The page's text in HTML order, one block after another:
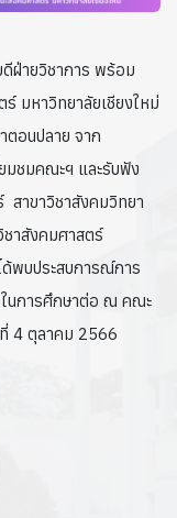
ฝ่ายวิชาการ พร้อม
มหาวิทยาลัยเชียงใหม่
ตอนปลาย จาก
มชมคณะฯ และรับฟัง
สาขาวิชาสังคมวิทยา
ชาสังคมศาสตร์
ด้พบประสบการณ์การ
ในการศึกษาต่อ ณ คณะ
4 ตุลาคม 2566